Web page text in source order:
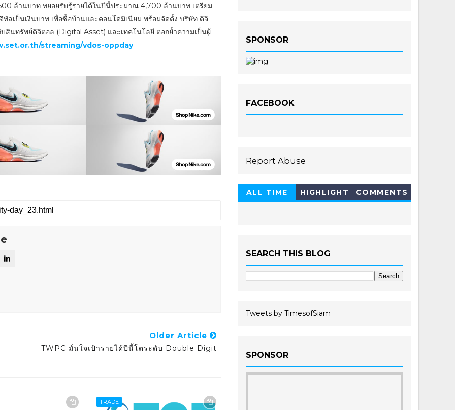
ล้านบาท ทยอยรับรู้รายได้ในปีนี้ประมาณ 4,700 ล้านบาท เตรียม
ทัลเป็นเงินบาท เพื่อซื้อบ้านและคอนโดมิเนียม พร้อมจัดตั้ง บริษัท ดิจิ
สินทรัพย์ดิจิตอล (Digital Asset) และเทคโนโลยี ตอกย้ำความเป็นผู้
streaming/vdos-oppday
Older Article
TWPC มั่นใจเป้ารายได้ปีนี้โตระดับ Double Digit
TRADE
SPONSOR
FACEBOOK
Report Abuse
ALL TIME
HIGHLIGHT COMMENTS
SEARCH THIS BLOG
Tweets by TimesofSiam
SPONSOR